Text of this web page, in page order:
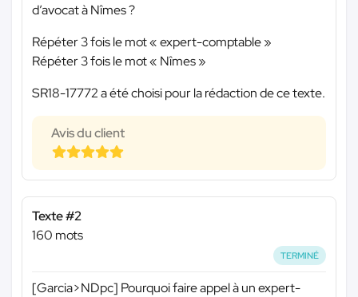
d’avocat à Nîmes ?
Répéter 3 fois le mot « expert-comptable »
Répéter 3 fois le mot « Nîmes »
SR18-17772 a été choisi pour la rédaction de ce texte.
Avis du client
Texte #2
160 mots
TERMINÉ
[Garcia>NDpc] Pourquoi faire appel à un expert-